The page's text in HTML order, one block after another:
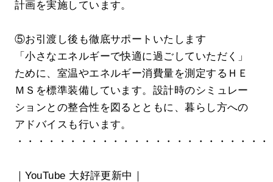
計画を実施しています。
⑤お引渡し後も徹底サポートいたします
「小さなエネルギーで快適に過ごしていただく」
ために、室温やエネルギー消費量を測定するＨＥ
ＭＳを標準装備しています。設計時のシミュレー
ションとの整合性を図るとともに、暮らし方への
アドバイスも行います。
・・・・・・・・・・・・・・・・・・・・・・・・
｜YouTube 大好評更新中｜